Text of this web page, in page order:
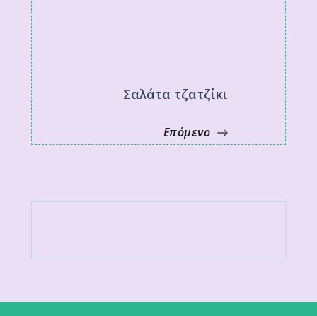
Σαλάτα τζατζίκι
Επόμενο